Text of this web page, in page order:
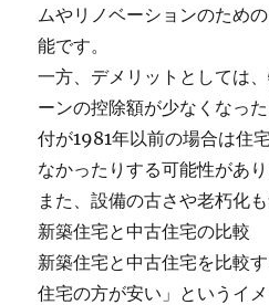
ムやリノベーションのため
能です。
一方、デメリットとしては
ーンの控除額が少なくなっ
付が1981年以前の場合は住
なかったりする可能性があり
また、設備の古さや老朽化
新築住宅と中古住宅の比較
新築住宅と中古住宅を比較
住宅の方が安い」というイ